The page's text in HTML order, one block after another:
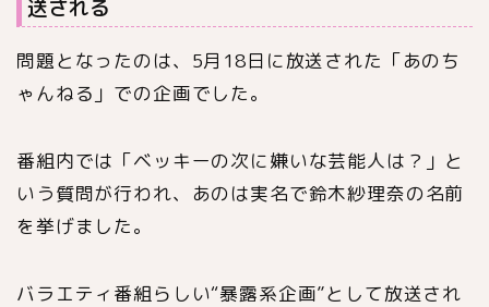
送される
問題となったのは、5月18日に放送された「あのち
ゃんねる」での企画でした。
番組内では「ベッキーの次に嫌いな芸能人は？」と
いう質問が行われ、あのは実名で鈴木紗理奈の名前
を挙げました。
バラエティ番組らしい“暴露系企画”として放送され